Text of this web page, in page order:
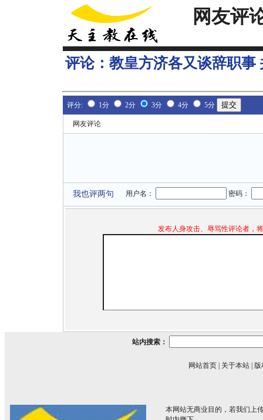
网友评
评论： 教皇方济各又谈辞职事
评分: 1分 2分 3分 4分 5分
网友评论
我也评两句 用户名： 密码：
发布人身攻击、辱骂性评论者，
站内搜索：
网站首页 关于本站 版
本网站无商业目的，若我们上